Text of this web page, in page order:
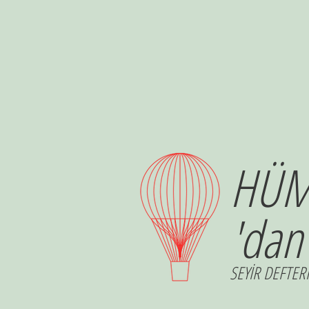
'dan
SEYİR DEFTERİ